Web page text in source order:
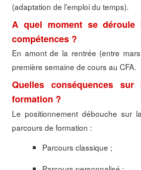
(adaptation de l’emploi du temps).
A quel moment se déroule
compétences ?
En amont de la rentrée (entre
première semaine de cours au CFA.
Quelles conséquences
formation ?
Le positionnement débouche sur
parcours de formation :
Parcours classique ;